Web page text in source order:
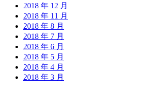
2018 年 12 月
2018 年 11 月
2018 年 8 月
2018 年 7 月
2018 年 6 月
2018 年 5 月
2018 年 4 月
2018 年 3 月